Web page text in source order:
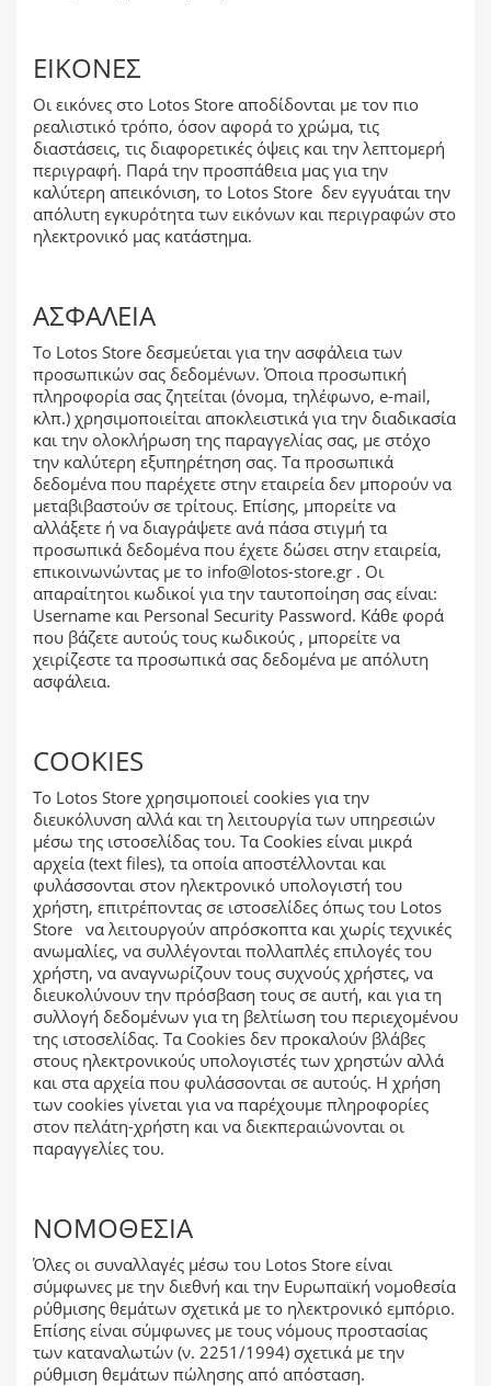
ΕΙΚΌΝΕΣ
Οι εικόνες στο Lotos Store αποδίδονται με τον πιο
ρεαλιστικό τρόπο, όσον αφορά το χρώμα, τις
διαστάσεις, τις διαφορετικές όψεις και την λεπτομερή
περιγραφή. Παρά την προσπάθεια μας για την
καλύτερη απεικόνιση, το Lotos Store δεν εγγυάται την
απόλυτη εγκυρότητα των εικόνων και περιγραφών στο
ηλεκτρονικό μας κατάστημα.
ΑΣΦΆΛΕΙΑ
Το Lotos Store δεσμεύεται για την ασφάλεια των
προσωπικών σας δεδομένων. Όποια προσωπική
πληροφορία σας ζητείται (όνομα, τηλέφωνο, e-mail,
κλπ.) χρησιμοποιείται αποκλειστικά για την διαδικασία
και την ολοκλήρωση της παραγγελίας σας, με στόχο
την καλύτερη εξυπηρέτηση σας. Τα προσωπικά
δεδομένα που παρέχετε στην εταιρεία δεν μπορούν να
μεταβιβαστούν σε τρίτους. Επίσης, μπορείτε να
αλλάξετε ή να διαγράψετε ανά πάσα στιγμή τα
προσωπικά δεδομένα που έχετε δώσει στην εταιρεία,
επικοινωνώντας με το info@lotos-store.gr . Οι
απαραίτητοι κωδικοί για την ταυτοποίηση σας είναι:
Username και Personal Security Password. Κάθε φορά
που βάζετε αυτούς τους κωδικούς , μπορείτε να
χειρίζεστε τα προσωπικά σας δεδομένα με απόλυτη
ασφάλεια.
COOKIES
Το Lotos Store χρησιμοποιεί cookies για την
διευκόλυνση αλλά και τη λειτουργία των υπηρεσιών
μέσω της ιστοσελίδας του. Τα Cookies είναι μικρά
αρχεία (text files), τα οποία αποστέλλονται και
φυλάσσονται στον ηλεκτρονικό υπολογιστή του
χρήστη, επιτρέποντας σε ιστοσελίδες όπως του Lotos
Store να λειτουργούν απρόσκοπτα και χωρίς τεχνικές
ανωμαλίες, να συλλέγονται πολλαπλές επιλογές του
χρήστη, να αναγνωρίζουν τους συχνούς χρήστες, να
διευκολύνουν την πρόσβαση τους σε αυτή, και για τη
συλλογή δεδομένων για τη βελτίωση του περιεχομένου
της ιστοσελίδας. Τα Cookies δεν προκαλούν βλάβες
στους ηλεκτρονικούς υπολογιστές των χρηστών αλλά
και στα αρχεία που φυλάσσονται σε αυτούς. Η χρήση
των cookies γίνεται για να παρέχουμε πληροφορίες
στον πελάτη-χρήστη και να διεκπεραιώνονται οι
παραγγελίες του.
ΝΟΜΟΘΕΣΊΑ
Όλες οι συναλλαγές μέσω του Lotos Store είναι
σύμφωνες με την διεθνή και την Ευρωπαϊκή νομοθεσία
ρύθμισης θεμάτων σχετικά με το ηλεκτρονικό εμπόριο.
Επίσης είναι σύμφωνες με τους νόμους προστασίας
των καταναλωτών (ν. 2251/1994) σχετικά με την
ρύθμιση θεμάτων πώλησης από απόσταση.